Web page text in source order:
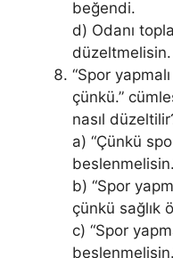
beğendi.
d) Odanı
düzeltmelisin.
“Spor
çünkü.”
nasıl
a) “Çünkü
b) “Spor
çünkü sağlık
c) “Spor